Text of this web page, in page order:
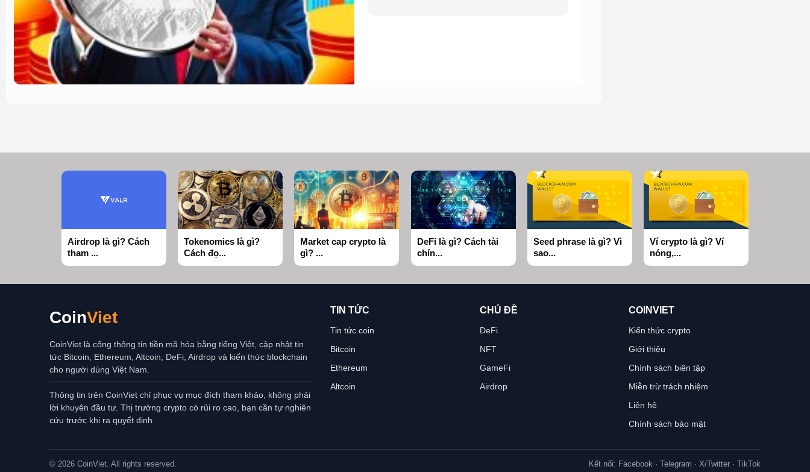
Airdrop là gì? Cách
tham ...
Tokenomics là gì?
Cách đọ...
Market cap crypto là
gì? ...
DeFi là gì? Cách tài
chín...
Seed phrase là gì? Vì
sao...
Ví crypto là gì? Ví
nóng,...
CoinViet
CoinViet là cổng thông tin tiền mã hóa bằng tiếng Việt, cập nhật tin
tức Bitcoin, Ethereum, Altcoin, DeFi, Airdrop và kiến thức blockchain
cho người dùng Việt Nam.
Thông tin trên CoinViet chỉ phục vụ mục đích tham khảo, không phải
lời khuyên đầu tư. Thị trường crypto có rủi ro cao, bạn cần tự nghiên
cứu trước khi ra quyết định.
TIN TỨC
Tin tức coin
Bitcoin
Ethereum
Altcoin
CHỦ ĐỀ
DeFi
NFT
GameFi
Airdrop
COINVIET
Kiến thức crypto
Giới thiệu
Chính sách biên tập
Miễn trừ trách nhiệm
Liên hệ
Chính sách bảo mật
© 2026 CoinViet. All rights reserved. Kết nối: Facebook · Telegram · X/Twitter · TikTok